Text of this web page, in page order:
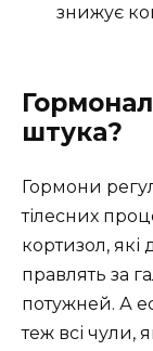
знижує
штука?
Гормони
тілесних
кортизол,
правлять за
потужней. А
теж всі чули,